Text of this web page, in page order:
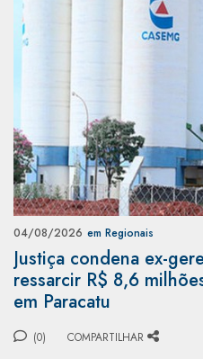
04/08/2026 em Regionais
Justiça condena ex-
ressarcir R$ 8,6
em Paracatu
(0) COMPARTILHAR